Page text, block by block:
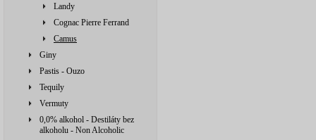
Landy
Cognac Pierre Ferrand
Camus
Giny
Pastis - Ouzo
Tequily
Vermuty
0,0% alkohol - Destiláty bez
alkoholu - Non Alcoholic